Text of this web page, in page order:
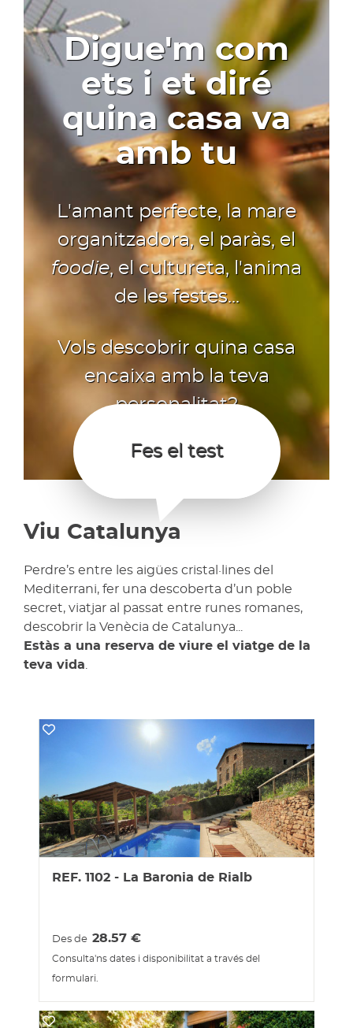
Digue'm com
ets i et diré
quina casa va
amb tu
L'amant perfecte, la mare
organitzadora, el paràs, el
foodie, el cultureta, l'anima
de les festes...
Vols descobrir quina casa
encaixa amb la teva
personalitat?
Fes el test
Viu Catalunya
Perdre’s entre les aigües cristal·lines del
Mediterrani, fer una descoberta d’un poble
secret, viatjar al passat entre runes romanes,
descobrir la Venècia de Catalunya...
Estàs a una reserva de viure el viatge de la
teva vida
REF. 1102 - La Baronia de Rialb
Des de 28.57€
Consulta'ns dates i disponibilitat a través del
formulari.